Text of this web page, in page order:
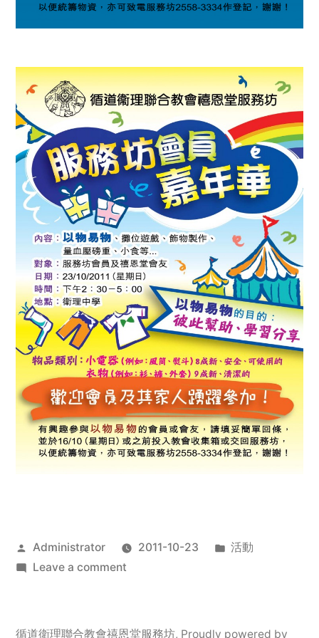
Posted
by
Administrator 2011-10-23
Posted
活動
Leave a commenton
服
循道衛理聯合教會禧恩堂服務坊, Proudly powered by